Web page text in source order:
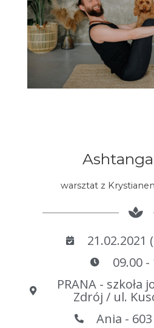
warsztat z
21.02.2021
09.00 -
PRANA - szkoła
Zdrój / ul.
Ania -